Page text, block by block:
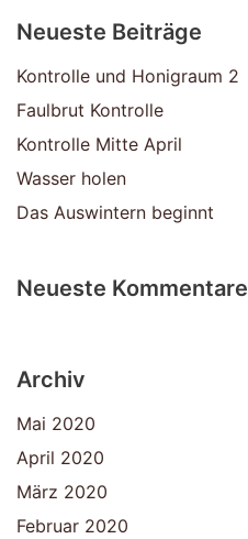
Neueste Beiträge
Kontrolle und Honigraum 2
Faulbrut Kontrolle
Kontrolle Mitte April
Wasser holen
Das Auswintern beginnt
Neueste Kommentare
Archiv
Mai 2020
April 2020
März 2020
Februar 2020